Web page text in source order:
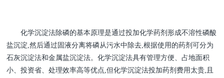
化学沉淀法除磷的基本原理是通过投加化学药剂形成不溶性磷酸
盐沉淀,然后通过固液分离将磷从污水中除去,根据使用的药剂可分为
石灰沉淀法和金属盐沉淀法。化学沉淀法具有管理方便、占地面积
小、投资省、处理效率高等优点,但化学沉淀法投加药剂费用太贵,且